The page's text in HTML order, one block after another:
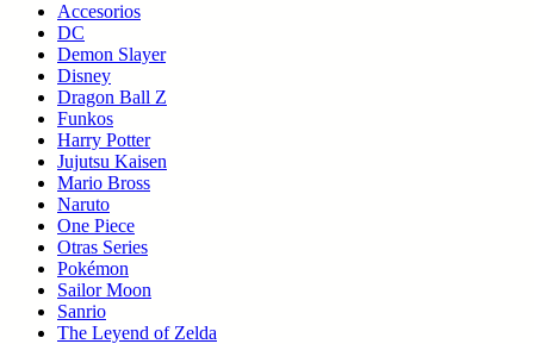
Accesorios
DC
Demon Slayer
Disney
Dragon Ball Z
Funkos
Harry Potter
Jujutsu Kaisen
Mario Bross
Naruto
One Piece
Otras Series
Pokémon
Sailor Moon
Sanrio
The Leyend of Zelda